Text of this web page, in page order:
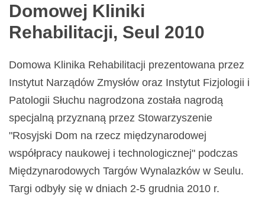
Domowej Kliniki
Rehabilitacji, Seul 2010
Domowa Klinika Rehabilitacji prezentowana przez
Instytut Narządów Zmysłów oraz Instytut Fizjologii i
Patologii Słuchu nagrodzona została nagrodą
specjalną przyznaną przez Stowarzyszenie
"Rosyjski Dom na rzecz międzynarodowej
współpracy naukowej i technologicznej" podczas
Międzynarodowych Targów Wynalazków w Seulu.
Targi odbyły się w dniach 2-5 grudnia 2010 r.